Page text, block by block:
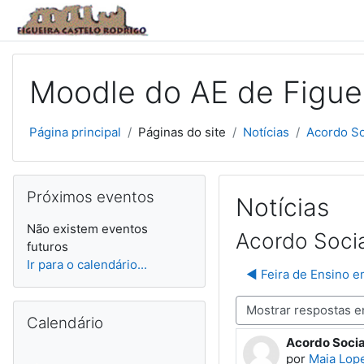
Ir para o conteúdo principal
Moodle do AE de
Página principal Páginas do site Notícias Acordo
Notícias
Acordo
◀︎ Feira de Ensino
Modo de visualização
Acordo
por Maia
Número de
Próximos eventos
Não existem eventos
futuros
Ir para o calendário...
Calendário